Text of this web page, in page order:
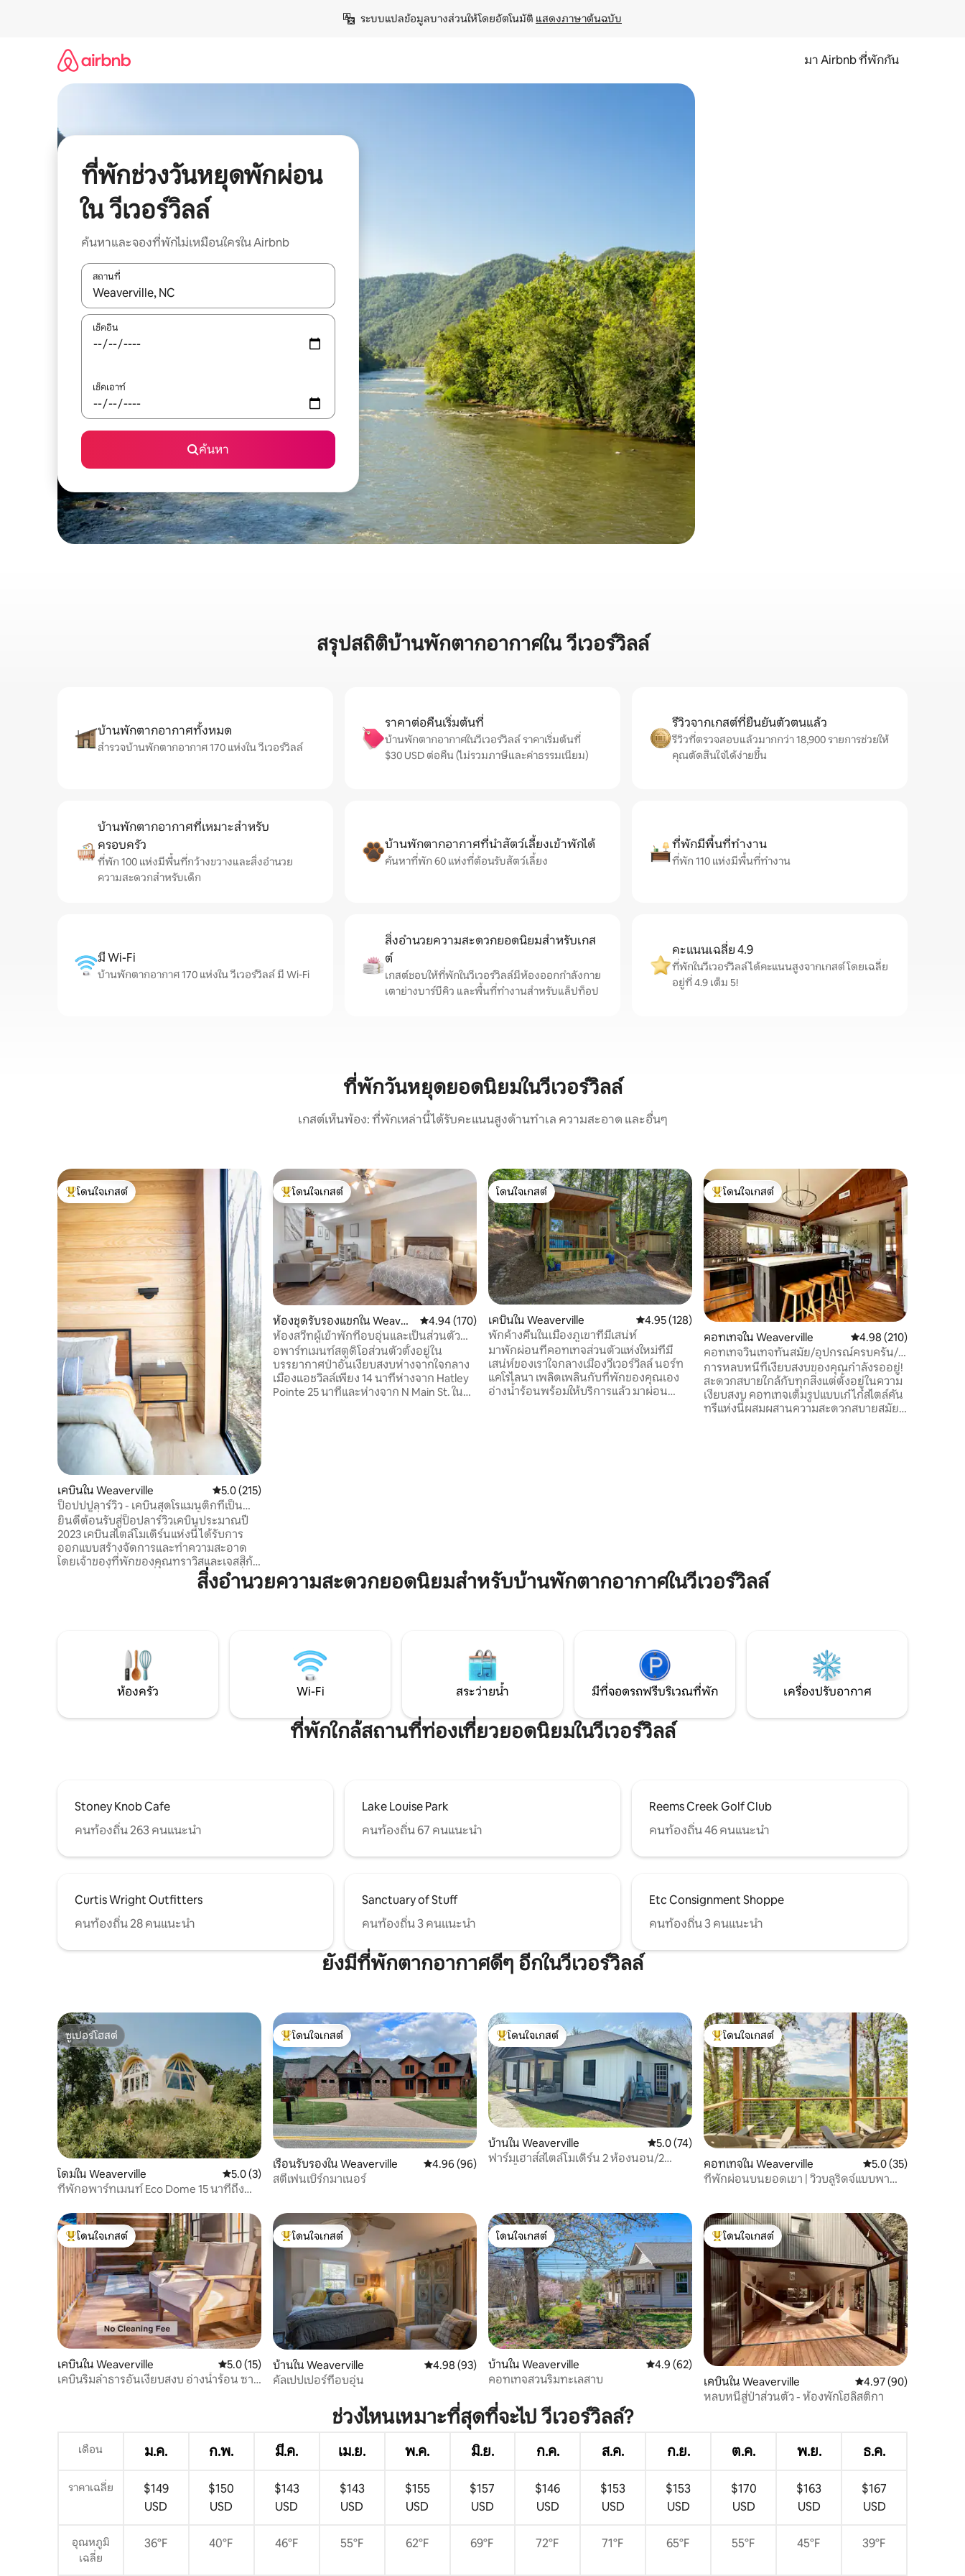
ระบบแปลข้อมูลบางส่วนให้โดยอัตโนมัติ แสดงภาษาต้นฉบับ
มา Airbnb ที่พักกัน
ที่พักช่วงวันหยุดพักผ่อน
ใน วีเวอร์วิลล์
ค้นหาและจองที่พักไม่เหมือนใครใน Airbnb
สถานที่
ใช้ลูกศรขึ้นลง หรือใช้การสัมผัสหรือปัด เพื่อสำรวจผลการค้นหา
เช็คอิน
เช็คเอาท์
ค้นหา
สรุปสถิติบ้านพักตากอากาศใน วีเวอร์วิลล์
บ้านพักตากอากาศทั้งหมด
สำรวจบ้านพักตากอากาศ 170 แห่งใน วีเวอร์วิลล์
ราคาต่อคืนเริ่มต้นที่
บ้านพักตากอากาศในวีเวอร์วิลล์ ราคาเริ่มต้นที่
$30 USD ต่อคืน (ไม่รวมภาษีและค่าธรรมเนียม)
รีวิวจากเกสต์ที่ยืนยันตัวตนแล้ว
รีวิวที่ตรวจสอบแล้วมากกว่า 18,900 รายการช่วยให้
คุณตัดสินใจได้ง่ายขึ้น
บ้านพักตากอากาศที่เหมาะสำหรับ
ครอบครัว
ที่พัก 100 แห่งมีพื้นที่กว้างขวางและสิ่งอำนวย
ความสะดวกสำหรับเด็ก
บ้านพักตากอากาศที่นำสัตว์เลี้ยงเข้าพักได้
ค้นหาที่พัก 60 แห่งที่ต้อนรับสัตว์เลี้ยง
ที่พักมีพื้นที่ทำงาน
ที่พัก 110 แห่งมีพื้นที่ทำงาน
มี Wi-Fi
บ้านพักตากอากาศ 170 แห่งใน วีเวอร์วิลล์ มี Wi-Fi
สิ่งอำนวยความสะดวกยอดนิยมสำหรับเกส
ต์
เกสต์ชอบให้ที่พักในวีเวอร์วิลล์มีห้องออกกำลังกาย
เตาย่างบาร์บีคิว และพื้นที่ทำงานสำหรับแล็ปท็อป
คะแนนเฉลี่ย 4.9
ที่พักในวีเวอร์วิลล์ได้คะแนนสูงจากเกสต์ โดยเฉลี่ย
อยู่ที่ 4.9 เต็ม 5!
ที่พักวันหยุดยอดนิยมในวีเวอร์วิลล์
เกสต์เห็นพ้อง: ที่พักเหล่านี้ได้รับคะแนนสูงด้านทำเล ความสะอาด และอื่นๆ
โดนใจเกสต์ที่สุด
โดนใจเกสต์
เคบินใน Weaverville คะแนนเฉลี่ย 5.0 จาก 5, 215 รีวิว
5.0 (215)
ป็อปปปูลาร์วิว - เคบินสุดโรแมนติกที่เป็น
มิตรกับสิ่งแวดล้อมพร้อมอ่างน้ำร้อน
ยินดีต้อนรับสู่ป็อปลาร์วิวเคบินประมาณปี
2023 เคบินสไตล์โมเดิร์นแห่งนี้ได้รับการ
ออกแบบสร้างจัดการและทำความสะอาด
โดยเจ้าของที่พักของคุณทราวิสและเจสสิก้า
เป็นสถานที่พักผ่อนที่น่าอัศจรรย์แห่งหนึ่ง!
ฉลองวันครบรอบวันเกิดฮันนีมูนหรือโอกาส
Reynoldsandpoplarview เว็บไซต์:
Reynoldsandpoplarview.directstays.
โดนใจเกสต์ที่สุด
โดนใจเกสต์
ห้องชุดรับรองแขกใน Weaver
ville
คะแนนเฉลี่ย 4.94 จาก 5, 170 รีวิว
4.94 (170)
ห้องสวีทผู้เข้าพักที่อบอุ่นและเป็นส่วนตัว
ล้อมรอบด้วยธรรมชาติ
อพาร์ทเมนท์สตูดิโอส่วนตัวตั้งอยู่ใน
บรรยากาศป่าอันเงียบสงบห่างจากใจกลาง
เมืองแอชวิลล์เพียง 14 นาทีห่างจาก Hatley
Pointe 25 นาทีและห่างจาก N Main St. ใน
โดนใจเกสต์
โดนใจเกสต์
เคบินใน Weaverville คะแนนเฉลี่ย 4.95 จาก 5, 128 รีวิว
4.95 (128)
พักค้างคืนในเมืองภูเขาที่มีเสน่ห์
มาพักผ่อนที่คอทเทจส่วนตัวแห่งใหม่ที่มี
เสน่ห์ของเราใจกลางเมืองวีเวอร์วิลล์ นอร์ท
แคโรไลนา เพลิดเพลินกับที่พักของคุณเอง
อ่างน้ำร้อนพร้อมให้บริการแล้ว มาผ่อน
โดนใจเกสต์ที่สุด
โดนใจเกสต์
คอทเทจใน Weaverville คะแนนเฉลี่ย 4.98 จาก
4.98 (210)
คอทเทจวินเทจทันสมัย/อุปกรณ์ครบครัน/มี
งานศิลปะ
การหลบหนีที่เงียบสงบของคุณกำลังรออยู่!
สะดวกสบายใกล้กับทุกสิ่งแต่ตั้งอยู่ในความ
เงียบสงบ คอทเทจเต็มรูปแบบเก๋ไก๋สไตล์คัน
ทรีแห่งนี้ผสมผสานความสะดวกสบายสมัย
สิ่งอำนวยความสะดวกยอดนิยมสำหรับบ้านพักตากอากาศในวีเวอร์วิลล์
ห้องครัว Wi-Fi สระว่ายน้ำ มีที่จอดรถฟรีบริเวณที่พัก เครื่องปรับอากาศ
ที่พักใกล้สถานที่ท่องเที่ยวยอดนิยมในวีเวอร์วิลล์
Stoney Knob Cafe
คนท้องถิ่น 263 คนแนะนำ
Lake Louise Park
คนท้องถิ่น 67 คนแนะนำ
Reems Creek Golf Club
คนท้องถิ่น 46 คนแนะนำ
Curtis Wright Outfitters
คนท้องถิ่น 28 คนแนะนำ
Sanctuary of Stuff
คนท้องถิ่น 3 คนแนะนำ
Etc Consignment Shoppe
คนท้องถิ่น 3 คนแนะนำ
ยังมีที่พักตากอากาศดีๆ อีกในวีเวอร์วิลล์
ซูเปอร์โฮสต์
ซูเปอร์โฮสต์
โดมใน Weaverville คะแนนเฉลี่ย 5.0 จาก 5, 3 รีวิว
5.0 (3)
ที่พักอพาร์ทเมนท์ Eco Dome 15 นาทีถึง
โดนใจเกสต์ที่สุด
โดนใจเกสต์
เรือนรับรองใน Weaverville คะแนนเฉลี่ย 4.96 จาก 5, 96 รีวิว
4.96 (96)
สตีเฟนเบิร์กมาเนอร์
โดนใจเกสต์ที่สุด
โดนใจเกสต์
บ้านใน Weaverville คะแนนเฉลี่ย 5.0 จาก 5, 74 รีวิว
5.0 (74)
ฟาร์มเฮาส์สไตล์โมเดิร์น 2 ห้องนอน/2
โดนใจเกสต์ที่สุด
โดนใจเกสต์
คอทเทจใน Weaverville คะแนนเฉลี่ย 5.0 จาก
5.0 (35)
ที่พักผ่อนบนยอดเขา | วิวบลูริดจ์แบบพา
โดนใจเกสต์ที่สุด
โดนใจเกสต์
เคบินใน Weaverville คะแนนเฉลี่ย 5.0 จาก 5, 15 รีวิว
5.0 (15)
เคบินริมลำธารอันเงียบสงบ อ่างน้ำร้อน ซาว
โดนใจเกสต์ที่สุด
โดนใจเกสต์
บ้านใน Weaverville คะแนนเฉลี่ย 4.98 จาก 5, 93 รีวิว
4.98 (93)
คัลเปปเปอร์ที่อบอุ่น
โดนใจเกสต์
โดนใจเกสต์
บ้านใน Weaverville คะแนนเฉลี่ย 4.9 จาก 5, 62 รีวิว
4.9 (62)
คอทเทจสวนริมทะเลสาบ
โดนใจเกสต์ที่สุด
โดนใจเกสต์
เคบินใน Weaverville คะแนนเฉลี่ย 4.97 จาก
4.97 (90)
หลบหนีสู่ป่าส่วนตัว - ห้องพักโฮลิสติกา
ช่วงไหนเหมาะที่สุดที่จะไป วีเวอร์วิลล์?
เดือน ม.ค. ก.พ. มี.ค. เม.ย. พ.ค. มิ.ย. ก.ค. ส.ค. ก.ย. ต.ค. พ.ย. ธ.ค.
ราคาเฉลี่ย
$149
USD
$150
USD
$143
USD
$143
USD
$155
USD
$157
USD
$146
USD
$153
USD
$153
USD
$170
USD
$163
USD
$167
USD
อุณหภูมิ
เฉลี่ย
36°F 40°F 46°F 55°F 62°F 69°F 72°F 71°F 65°F 55°F 45°F 39°F